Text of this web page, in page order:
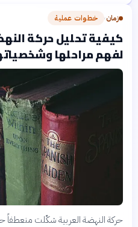
زمان› خطوات عملية
كيفية تحليل حركة
لفهم مراحلها
حركة النهضة العربية شكّلت منعطفاً